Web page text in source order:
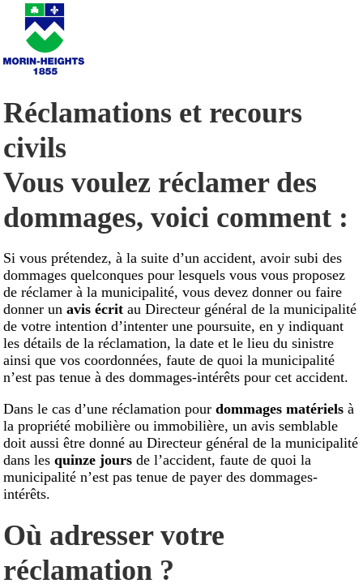
Réclamations et recours
civils
Vous voulez réclamer des
dommages, voici comment :
Si vous prétendez, à la suite d’un accident, avoir subi des
dommages quelconques pour lesquels vous vous proposez
de réclamer à la municipalité, vous devez donner ou faire
donner unavis écrit au Directeur général de la municipalité
de votre intention d’intenter une poursuite, en y indiquant
les détails de la réclamation, la date et le lieu du sinistre
ainsi que vos coordonnées, faute de quoi la municipalité
n’est pas tenue à des dommages-intérêts pour cet accident.
Dans le cas d’une réclamation pourdommages matériels à
la propriété mobilière ou immobilière, un avis semblable
doit aussi être donné au Directeur général de la municipalité
dans lesquinze jours de l’accident, faute de quoi la
municipalité n’est pas tenue de payer des dommages-
intérêts.
Où adresser votre
réclamation ?